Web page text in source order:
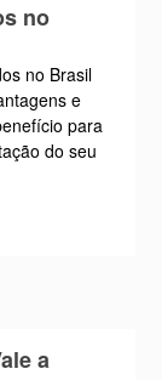
no
no Brasil
e
para
do seu
a